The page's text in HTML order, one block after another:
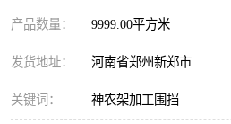
产品数量： 9999.00平方米
发货地址： 河南省郑州新郑市
关键词： 神农架加工围挡